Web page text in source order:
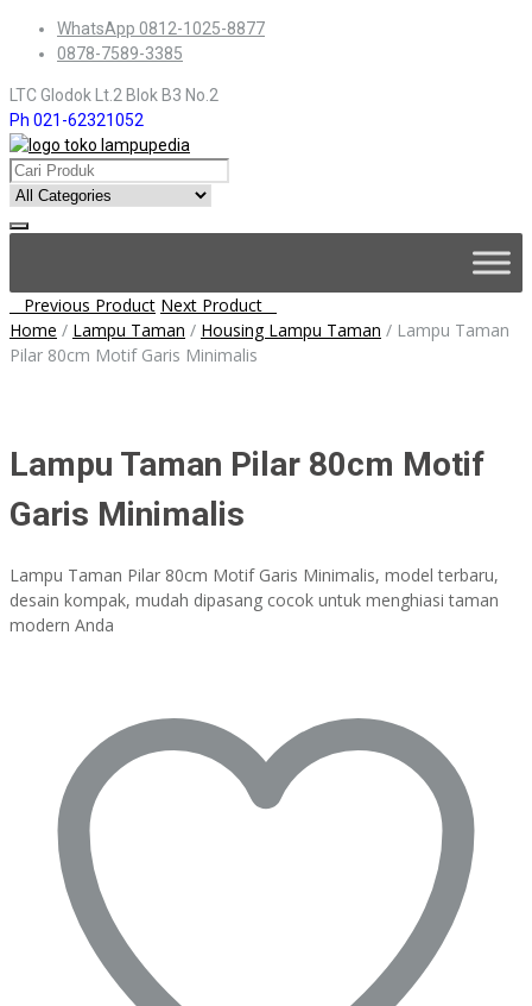
Skip
WhatsApp 0812-1025-8877
0878-7589-3385
LTC Glodok Lt.2 Blok B3 No.2
Ph 021-62321052
content
Post
navigation
Previous Product Next Product
Home / Lampu Taman / Housing Lampu Taman / Lampu Taman
Pilar 80cm Motif Garis Minimalis
Lampu Taman Pilar 80cm Motif
Garis Minimalis
Lampu Taman Pilar 80cm Motif Garis Minimalis, model terbaru,
desain kompak, mudah dipasang cocok untuk menghiasi taman
modern Anda